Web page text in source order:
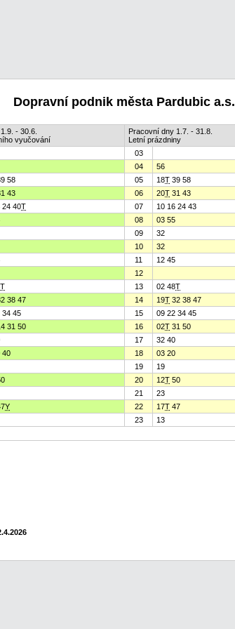
Dopravní podnik města Pardubic a.s.
- 30.6.
vyučování
Pracovní dny 1.7. - 31.8.
Letní prázdniny
03
04 56
58 05 18T 39 58
43 06 20T 31 43
24 40T 07 10 16 24 43
08 03 55
09 32
10 32
11 12 45
12
T 13 02 48T
38 47 14 19T 32 38 47
34 45 15 09 22 34 45
31 50 16 02T 31 50
17 32 40
40 18 03 20
19 19
20 12T 50
21 23
Y 22 17T 47
23 13